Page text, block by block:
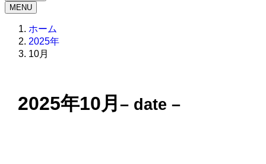
MENU
ホーム
2025年
10月
2025年10月– date –